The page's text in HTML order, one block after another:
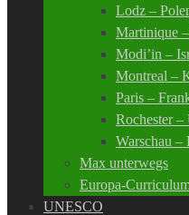
Lodz –
Martinique
Modi’in –
Montreal –
Paris –
Rochester –
Warschau –
Max unterwegs
Europa-
UNESCO